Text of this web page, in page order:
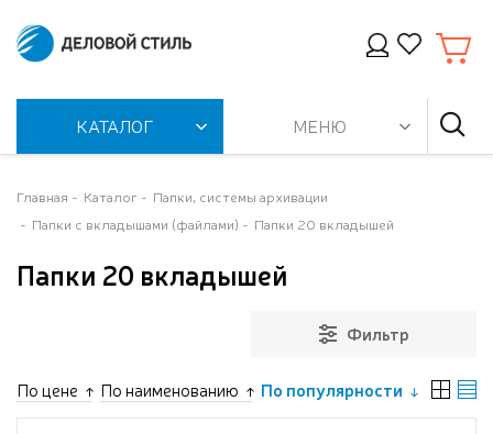
КАТАЛОГ МЕНЮ
Главная Каталог
Папки, системы архивации
Папки с вкладышами (файлами)
Папки 20 вкладышей
Папки 20 вкладышей
Фильтр
По цене По наименованию По популярности